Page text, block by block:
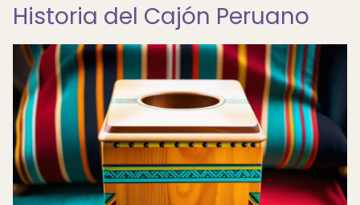
Historia del Cajón Peruano